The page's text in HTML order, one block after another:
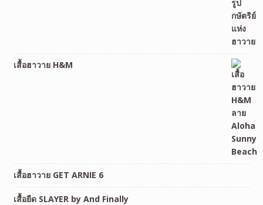
เสื้อฮาวาย H&M
เสื้อฮาวาย GET ARNIE 6
เสื้อยืด SLAYER by And Finally